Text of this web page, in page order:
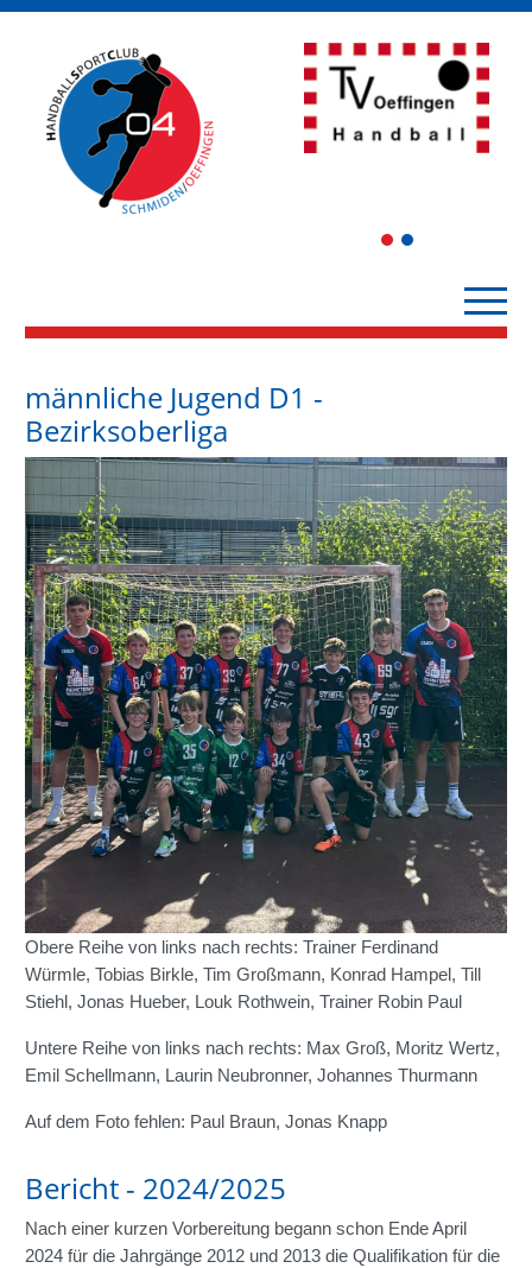
1 2
männliche Jugend D1 -
Bezirksoberliga
Obere Reihe von links nach rechts: Trainer Ferdinand
Würmle, Tobias Birkle, Tim Großmann, Konrad Hampel, Till
Stiehl, Jonas Hueber, Louk Rothwein, Trainer Robin Paul
Untere Reihe von links nach rechts: Max Groß, Moritz Wertz,
Emil Schellmann, Laurin Neubronner, Johannes Thurmann
Auf dem Foto fehlen: Paul Braun, Jonas Knapp
Bericht - 2024/2025
Nach einer kurzen Vorbereitung begann schon Ende April
2024 für die Jahrgänge 2012 und 2013 die Qualifikation für die